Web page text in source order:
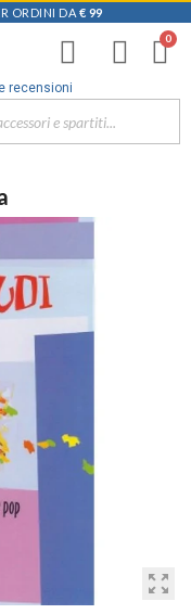
ORDINI DA € 99
recensioni
zoom_out_map